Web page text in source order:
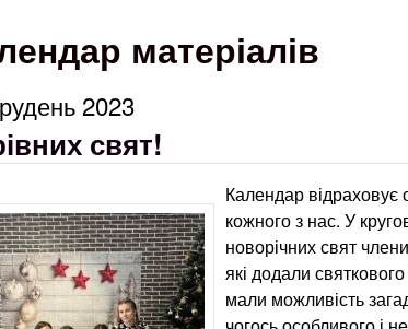
матеріалів
2023
свят!
Календар відраховує
кожного з нас. У
новорічних свят
які додали
мали можливість